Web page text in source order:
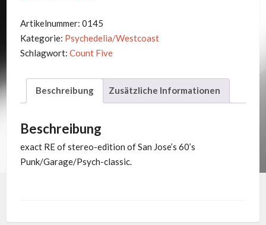
-
Psychotic
Reaction
Artikelnummer: 0145
Kategorie: Psychedelia/Westcoast
Schlagwort: Count Five
Beschreibung Zusätzliche Informationen
Beschreibung
exact RE of stereo-edition of San Jose’s 60’s
Punk/Garage/Psych-classic.